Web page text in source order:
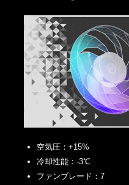
空気圧：+15%
冷却性能：-3℃
ファンブレード：7